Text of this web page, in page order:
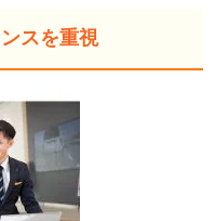
スを重視